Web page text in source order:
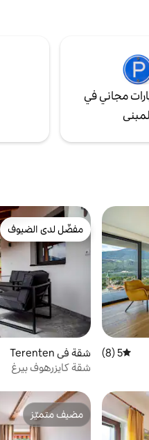
عن
مجاني في
متوسط التقييم 5 من 5، 8 مراجعات
5 (8)
مفضّل لدى الضيوف
مفضّل لدى الضيوف
شقة في Terenten
شقة كايزرهوف بيرغ
مضيف متميّز
مضيف متميّز